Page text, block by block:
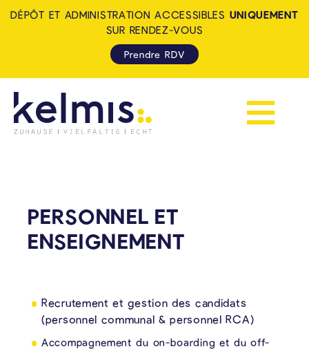
Afficher la
DÉPÔT ET ADMINISTRATION ACCESSIBLES UNIQUEMENT
SUR RENDEZ-VOUS
Prendre RDV
PERSONNEL ET
ENSEIGNEMENT
Recrutement et gestion des candidats
(personnel communal & personnel RCA)
Accompagnement du on-boarding et du off-